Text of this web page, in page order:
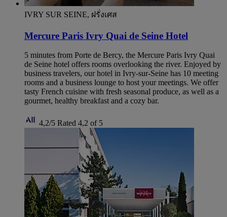
IVRY SUR SEINE, ฝรั่งเศส
Mercure Paris Ivry Quai de Seine Hotel
5 minutes from Porte de Bercy, the Mercure Paris Ivry Quai
de Seine hotel offers rooms overlooking the river. Enjoyed by
business travelers, our hotel in Ivry-sur-Seine has 10 meeting
rooms and a business lounge to host your meetings. We offer
tasty French cuisine with fresh seasonal produce, as well as a
gourmet, healthy breakfast and a cozy bar.
4,2/5 Rated 4,2 of 5